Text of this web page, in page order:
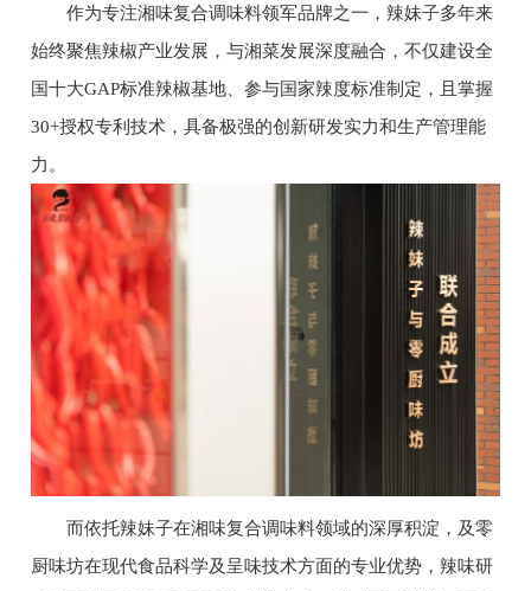
作为专注湘味复合调味料领军品牌之一，辣妹子多年来
始终聚焦辣椒产业发展，与湘菜发展深度融合，不仅建设全
国十大GAP标准辣椒基地、参与国家辣度标准制定，且掌握
30+授权专利技术，具备极强的创新研发实力和生产管理能
力。
而依托辣妹子在湘味复合调味料领域的深厚积淀，及零
厨味坊在现代食品科学及呈味技术方面的专业优势，辣味研